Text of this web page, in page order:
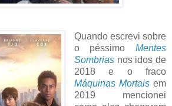
Quando escrevi sobre
o péssimo Mentes
Sombrias nos idos de
2018 e o fraco
Máquinas Mortais em
2019 mencionei